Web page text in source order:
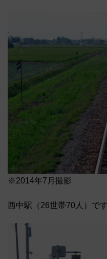
※2014年7月撮影
西中駅（26世帯70人）で